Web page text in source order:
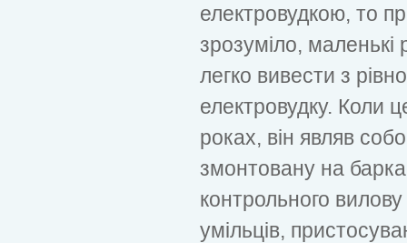
електровудкою, то
зрозуміло, маленькі
легко вивести з
електровудку. Коли
роках, він являв
змонтовану на
контрольного
умільців,